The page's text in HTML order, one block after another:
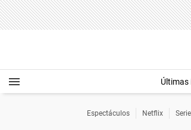
Últimas
Espectáculos Netflix